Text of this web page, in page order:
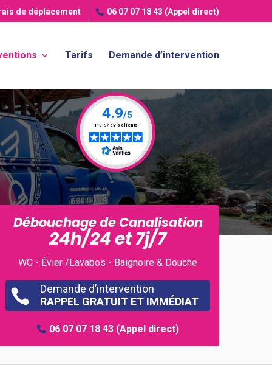
de déplacement 06 07 07 18 43 (Appel direct)
Tarifs Demande d’intervention
Débouchage de Canalisation
24h/24 et 7j/7
WC - Évier /Lavabos - Baignoire & Douche

Demande d’intervention
RAPPEL GRATUIT ET IMMÉDIAT
06 07 07 18 43 (Appel direct)